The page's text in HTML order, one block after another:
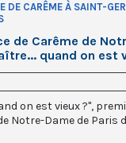
DE CARÊME À SAINT-
de Carême de
quand on est
on est vieux ?",
Notre-Dame de Paris